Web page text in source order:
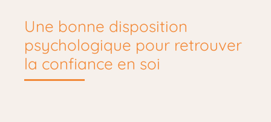
Une bonne disposition
psychologique pour retrouver
la confiance en soi